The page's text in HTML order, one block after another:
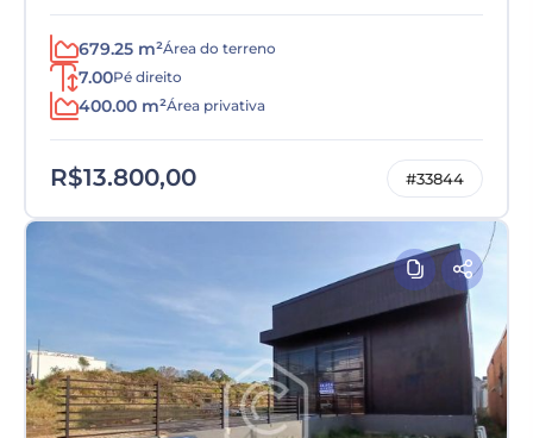
679.25 m²Área do terreno
7.00Pé direito
400.00 m²Área privativa
R$13.800,00 #33844